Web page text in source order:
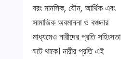
বরং মানসিক, যৌন, আর্থিক এবং
সামাজিক অবমাননা ও বঞ্চনার
মাধ্যমেও নারীদের প্রতি সহিংসতা
ঘটে থাকে। নারীর প্রতি এই